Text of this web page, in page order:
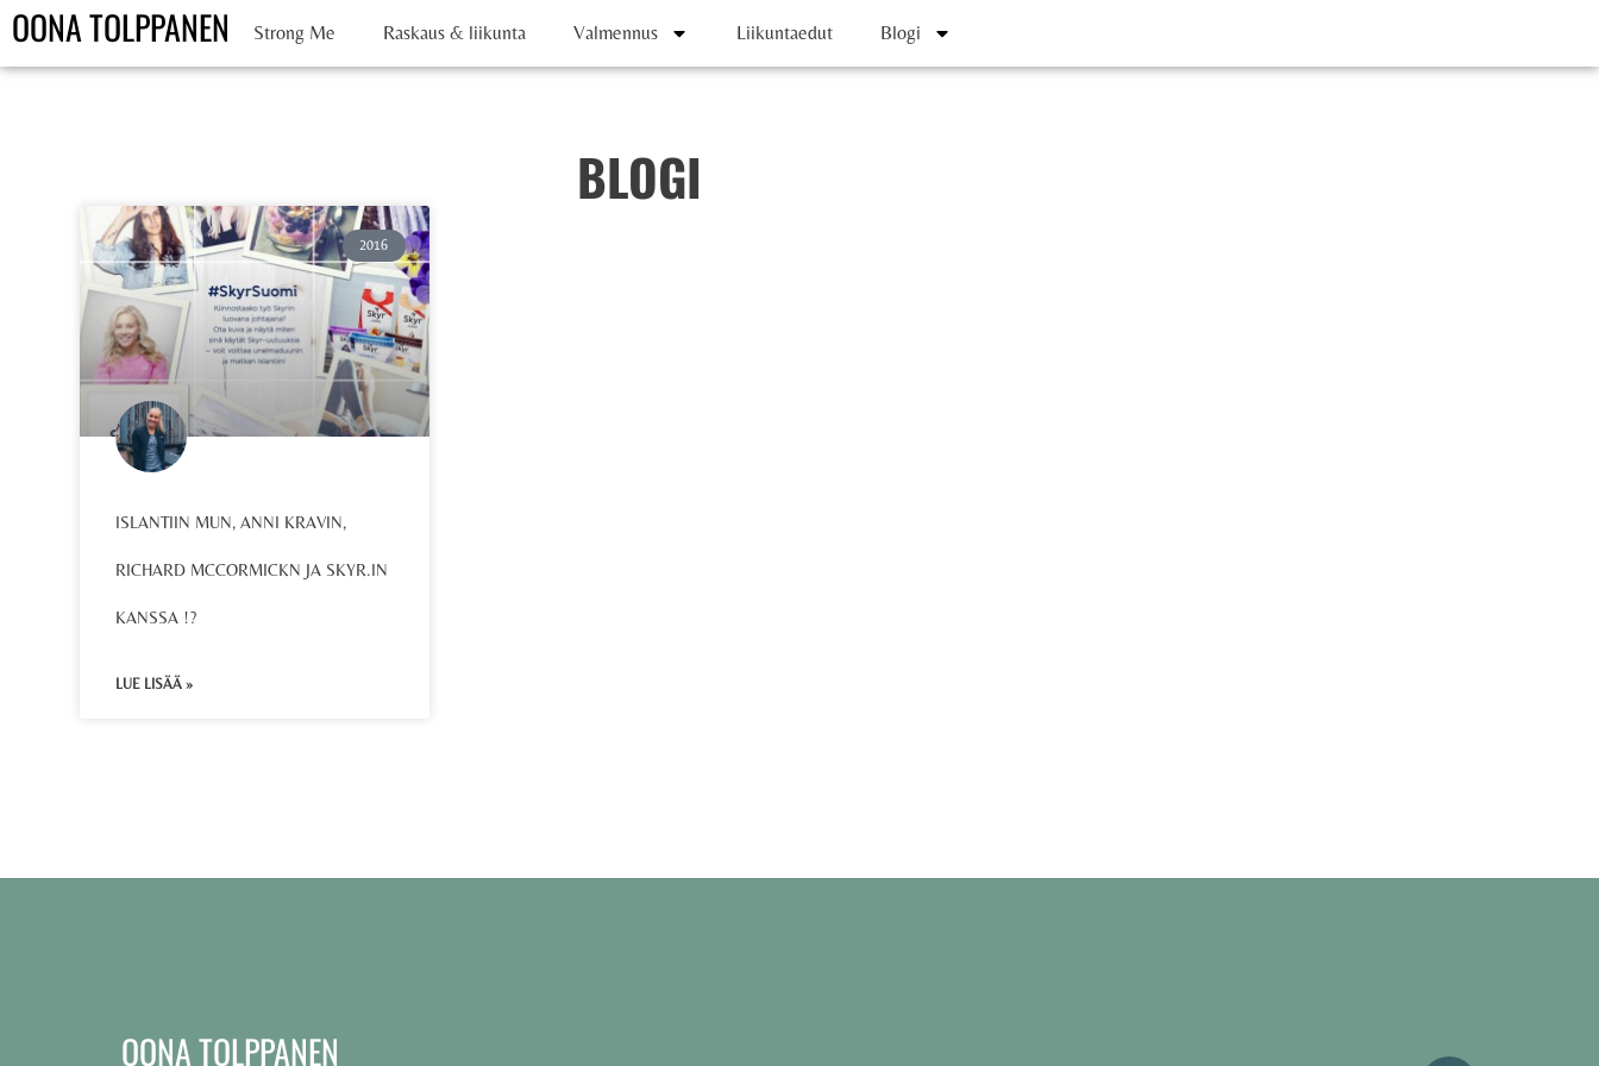
OONA TOLPPANEN Strong Me Raskaus & liikunta Valmennus Liikuntaedut Blogi
BLOGI
2016
ISLANTIIN MUN, ANNI KRAVIN,
RICHARD MCCORMICKN JA SKYR.IN
KANSSA !?
LUE LISÄÄ »
OONA TOLPPANEN